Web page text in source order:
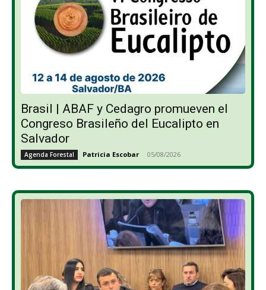
Brasil | ABAF y Cedagro promueven el
Congreso Brasileño del Eucalipto en
Salvador
Agenda Forestal Patricia Escobar - 05/08/2026